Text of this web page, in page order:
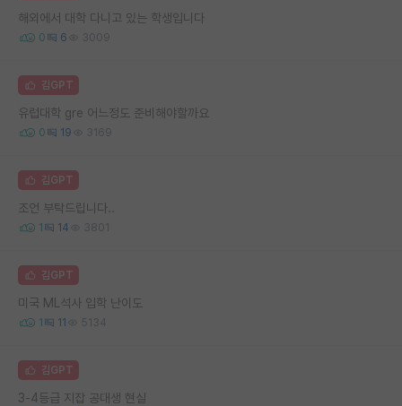
해외에서 대학 다니고 있는 학생입니다
0 6 3009
김GPT
유럽대학 gre 어느정도 준비해야할까요
0 19 3169
김GPT
조언 부탁드립니다..
1 14 3801
김GPT
미국 ML석사 입학 난이도
1 11 5134
김GPT
3-4등급 지잡 공대생 현실